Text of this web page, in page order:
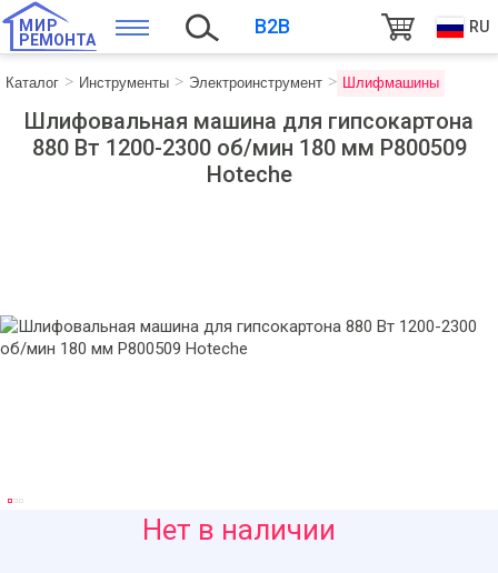
МИР
РЕМОНТА
B2B RU
Каталог Инструменты Электроинструмент Шлифмашины
Шлифовальная машина для гипсокартона
880 Вт 1200-2300 об/мин 180 мм P800509
Hoteche
Нет в наличии